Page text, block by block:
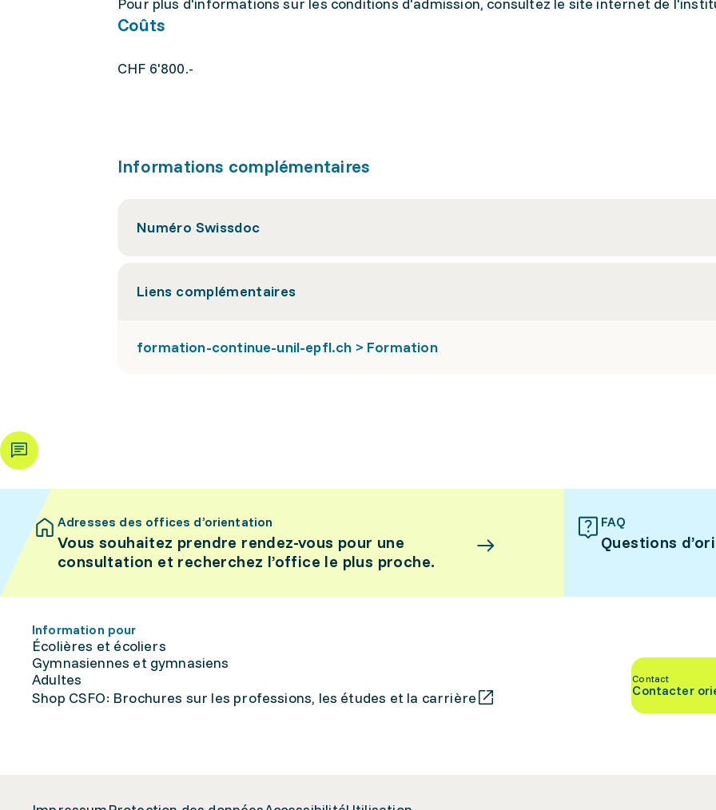
Coûts
CHF 6'800.-
Informations complémentaires
Numéro Swissdoc
Liens complémentaires
formation-continue-unil-epfl.ch > Formation
Adresses des offices d’orientation
Vous souhaitez prendre rendez-vous pour une
consultation et recherchez l’office le plus proche.
FAQ
Questions
Information pour
Écolières et écoliers
Gymnasiennes et gymnasiens
Adultes
Shop CSFO: Brochures sur les professions, les études et la carrière
Contact
Contacter